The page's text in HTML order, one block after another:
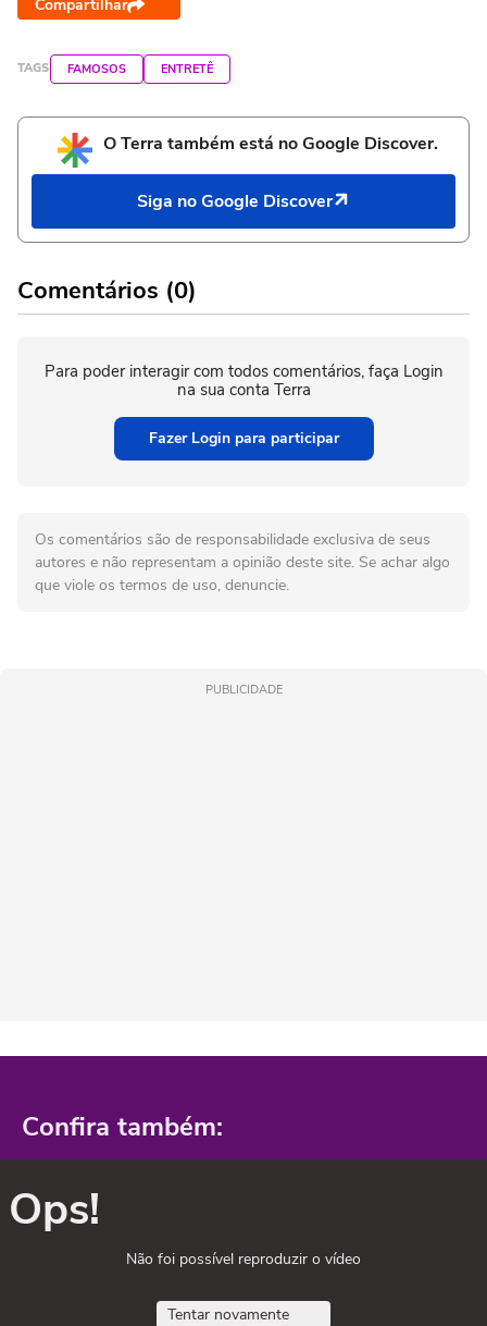
Compartilhar
TAGS FAMOSOS ENTRETÊ
O Terra também está no Google Discover.
Siga no Google Discover
Comentários (0)
Para poder interagir com todos comentários, faça Login
na sua conta Terra
Fazer Login para participar
Os comentários são de responsabilidade exclusiva de seus
autores e não representam a opinião deste site. Se achar algo
que viole os termos de uso, denuncie.
PUBLICIDADE
Confira também:
Ops!
Não foi possível reproduzir o vídeo
Tentar novamente